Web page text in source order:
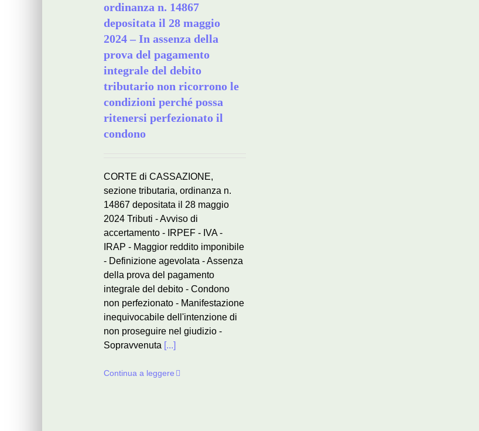
ordinanza n. 14867
depositata il 28 maggio
2024 – In assenza della
prova del pagamento
integrale del debito
tributario non ricorrono le
condizioni perché possa
ritenersi perfezionato il
condono
CORTE di CASSAZIONE,
sezione tributaria, ordinanza n.
14867 depositata il 28 maggio
2024 Tributi - Avviso di
accertamento - IRPEF - IVA -
IRAP - Maggior reddito imponibile
- Definizione agevolata - Assenza
della prova del pagamento
integrale del debito - Condono
non perfezionato - Manifestazione
inequivocabile dell'intenzione di
non proseguire nel giudizio -
Sopravvenuta [...]
Continua a leggere